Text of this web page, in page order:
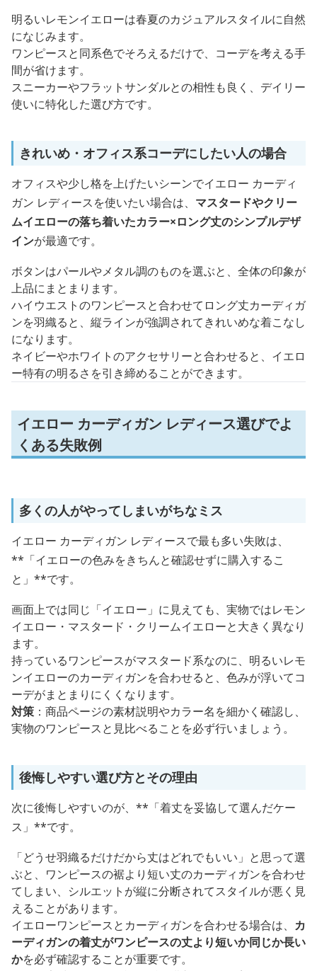
明るいレモンイエローは春夏のカジュアルスタイルに自然
になじみます。
ワンピースと同系色でそろえるだけで、コーデを考える手
間が省けます。
スニーカーやフラットサンダルとの相性も良く、デイリー
使いに特化した選び方です。
きれいめ・オフィス系コーデにしたい人の場合
オフィスや少し格を上げたいシーンでイエロー カーディ
ガン レディースを使いたい場合は、 マスタードやクリー
ムイエローの落ち着いたカラー×ロング丈のシンプルデザ
インが最適です。
ボタンはパールやメタル調のものを選ぶと、全体の印象が
上品にまとまります。
ハイウエストのワンピースと合わせてロング丈カーディガ
ンを羽織ると、縦ラインが強調されてきれいめな着こなし
になります。
ネイビーやホワイトのアクセサリーと合わせると、イエロ
ー特有の明るさを引き締めることができます。
イエロー カーディガン レディース選びでよ
くある失敗例
多くの人がやってしまいがちなミス
イエロー カーディガン レディースで最も多い失敗は、
**「イエローの色みをきちんと確認せずに購入するこ
と」**です。
画面上では同じ「イエロー」に見えても、実物ではレモン
イエロー・マスタード・クリームイエローと大きく異なり
ます。
持っているワンピースがマスタード系なのに、明るいレモ
ンイエローのカーディガンを合わせると、色みが浮いてコ
ーデがまとまりにくくなります。
対策 ：商品ページの素材説明やカラー名を細かく確認し、
実物のワンピースと見比べることを必ず行いましょう。
後悔しやすい選び方とその理由
次に後悔しやすいのが、**「着丈を妥協して選んだケー
ス」**です。
「どうせ羽織るだけだから丈はどれでもいい」と思って選
ぶと、ワンピースの裾より短い丈のカーディガンを合わせ
てしまい、シルエットが縦に分断されてスタイルが悪く見
えることがあります。
イエローワンピースとカーディガンを合わせる場合は、 カ
ーディガンの着丈がワンピースの丈より短いか同じか長い
かを必ず確認することが重要です。